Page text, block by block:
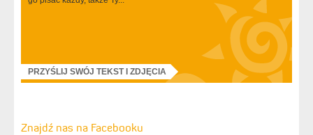
PRZYŚLIJ SWÓJ TEKST I ZDJĘCIA
Znajdź nas na Facebooku